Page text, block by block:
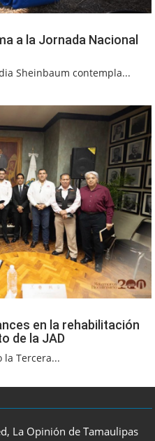
a la Jornada Nacional
Sheinbaum contempla...
en la rehabilitación
de la JAD
la Tercera...
La Opinión de Tamaulipas